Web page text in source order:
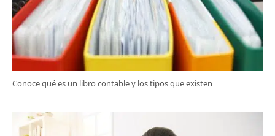
Conoce qué es un libro contable y los tipos que existen